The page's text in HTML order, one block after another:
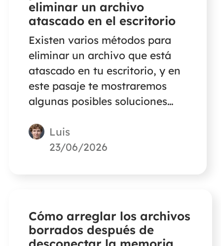
eliminar un archivo
atascado en el escritorio
Existen varios métodos para
eliminar un archivo que está
atascado en tu escritorio, y en
este pasaje te mostraremos
algunas posibles soluciones
este problema.
Luis
23/06/2026
Cómo arreglar los archivos
borrados después de